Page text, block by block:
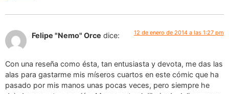
Felipe "Nemo" Orce dice: 12 de enero de 2014 a las 1:27 pm
Con una reseña como ésta, tan entusiasta y devota, me das las
alas para gastarme mis míseros cuartos en este cómic que ha
pasado por mis manos unas pocas veces, pero siempre he